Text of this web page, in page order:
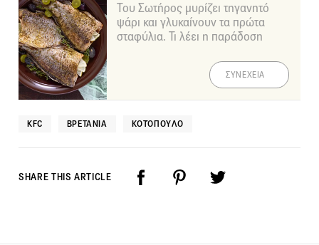
Του Σωτήρος μυρίζει τηγανητό
ψάρι και γλυκαίνουν τα πρώτα
σταφύλια. Τι λέει η παράδοση
ΣΥΝΕΧΕΙΑ
KFC ΒΡΕΤΑΝΊΑ ΚΟΤΌΠΟΥΛΟ
SHARE THIS ARTICLE